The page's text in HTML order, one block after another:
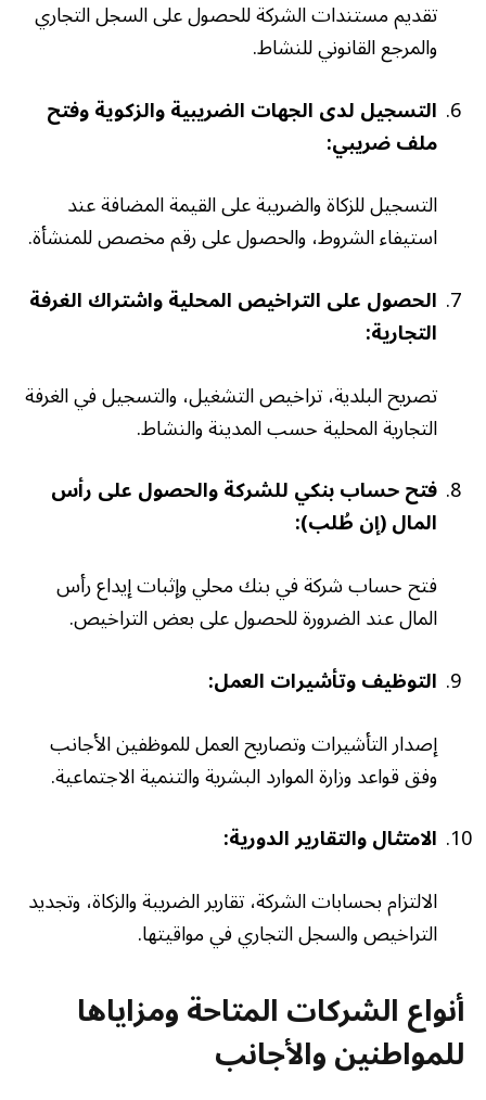
تقديم مستندات الشركة للحصول على السجل التجاري
والمرجع القانوني للنشاط.
التسجيل لدى الجهات الضريبية والزكوية وفتح
ملف ضريبي:
التسجيل للزكاة والضريبة على القيمة المضافة عند
استيفاء الشروط، والحصول على رقم مخصص للمنشأة.
الحصول على التراخيص المحلية واشتراك الغرفة
التجارية:
تصريح البلدية، تراخيص التشغيل، والتسجيل في الغرفة
التجارية المحلية حسب المدينة والنشاط.
فتح حساب بنكي للشركة والحصول على رأس
المال (إن طُلب):
فتح حساب شركة في بنك محلي وإثبات إيداع رأس
المال عند الضرورة للحصول على بعض التراخيص.
التوظيف وتأشيرات العمل:
إصدار التأشيرات وتصاريح العمل للموظفين الأجانب
وفق قواعد وزارة الموارد البشرية والتنمية الاجتماعية.
الامتثال والتقارير الدورية:
الالتزام بحسابات الشركة، تقارير الضريبة والزكاة، وتجديد
التراخيص والسجل التجاري في مواقيتها.
أنواع الشركات المتاحة ومزاياها
للمواطنين والأجانب